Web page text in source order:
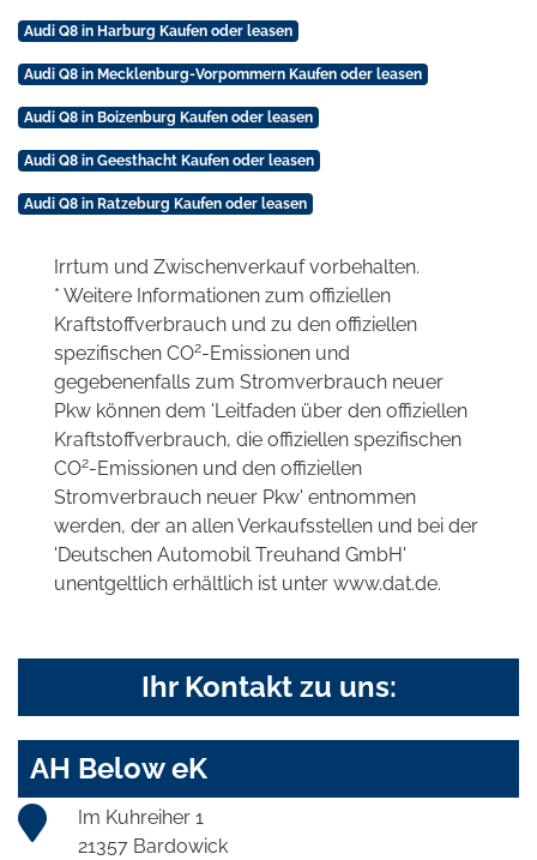
Audi Q8 in Harburg Kaufen oder leasen
Audi Q8 in Mecklenburg-Vorpommern Kaufen oder leasen
Audi Q8 in Boizenburg Kaufen oder leasen
Audi Q8 in Geesthacht Kaufen oder leasen
Audi Q8 in Ratzeburg Kaufen oder leasen
Irrtum und Zwischenverkauf vorbehalten.
* Weitere Informationen zum offiziellen
Kraftstoffverbrauch und zu den offiziellen
spezifischen CO2-Emissionen und
gegebenenfalls zum Stromverbrauch neuer
Pkw können dem 'Leitfaden über den offiziellen
Kraftstoffverbrauch, die offiziellen spezifischen
CO2-Emissionen und den offiziellen
Stromverbrauch neuer Pkw' entnommen
werden, der an allen Verkaufsstellen und bei der
'Deutschen Automobil Treuhand GmbH'
unentgeltlich erhältlich ist unter www.dat.de.
Ihr Kontakt zu uns:
AH Below eK
Im Kuhreiher 1
21357 Bardowick